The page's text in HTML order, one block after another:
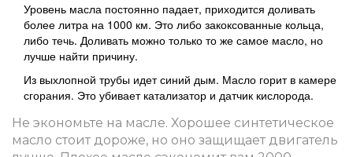
Уровень масла постоянно падает, приходится доливать
более литра на 1000 км. Это либо закоксованные кольца,
либо течь. Доливать можно только то же самое масло, но
лучше найти причину.
Из выхлопной трубы идет синий дым. Масло горит в камере
сгорания. Это убивает катализатор и датчик кислорода.
Не экономьте на масле. Хорошее синтетическое
масло стоит дороже, но оно защищает двигатель